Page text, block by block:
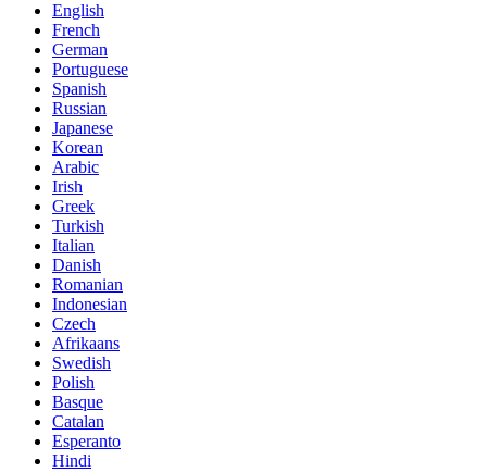
English
French
German
Portuguese
Spanish
Russian
Japanese
Korean
Arabic
Irish
Greek
Turkish
Italian
Danish
Romanian
Indonesian
Czech
Afrikaans
Swedish
Polish
Basque
Catalan
Esperanto
Hindi